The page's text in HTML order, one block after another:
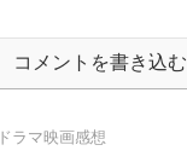
コメントを書き込む
ドラマ映画感想